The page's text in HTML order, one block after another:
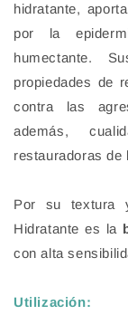
hidratante,
por la
humectante.
propiedades de
contra las
además,
restauradoras de
Por su textura
Hidratante es la
con alta
Utilización: